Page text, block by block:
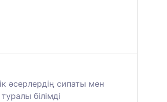
әсерлердің сипаты мен
білімді